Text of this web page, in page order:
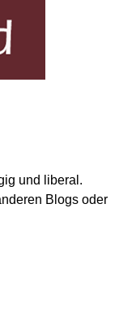
und liberal.
Blogs oder